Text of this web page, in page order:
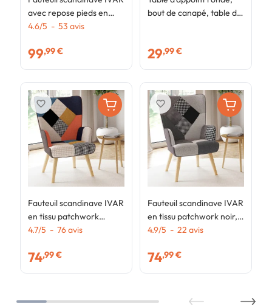
avec repose pieds en
tissu patchwork
4.6/5 - 53 avis
99,99 €
Fauteuil scandinave IVAR
en tissu patchwork
multicouleurs et imprimé
4.7/5 - 76avis
74,99 €
favorite_border
bout de canapé, table de
29,99 €
Fauteuil scandinave IVAR
en tissu patchwork noir,
gris et blanc
4.9/5 - 22 avis
74,99 €
favorite_border